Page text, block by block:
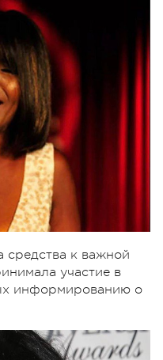
средства к важной
участие в
информированию о